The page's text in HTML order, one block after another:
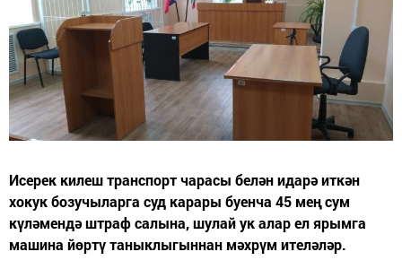
Исерек килеш транспорт чарасы белән идарә иткән
хокук бозучыларга суд карары буенча 45 мең сум
күләмендә штраф салына, шулай ук алар ел ярымга
машина йөртү таныклыгыннан мәхрүм ителәләр.